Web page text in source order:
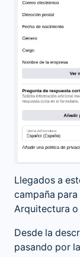
Llegados a
campaña
Arquitectura
Desde la
pasando por